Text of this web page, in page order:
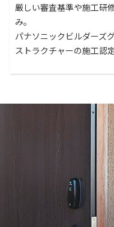
厳しい審査基準や施工研
み。
パナソニックビルダーズ
ストラクチャーの施工認